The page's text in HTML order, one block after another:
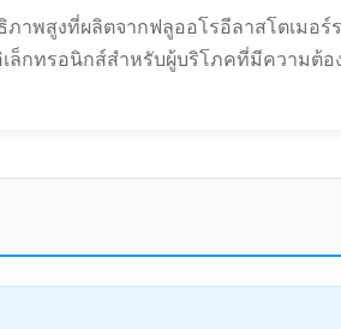
พสูงที่ผลิตจากฟลูออโรอีลาสโตเมอร์
ล็กทรอนิกส์สำหรับผู้บริโภคที่มีความต้